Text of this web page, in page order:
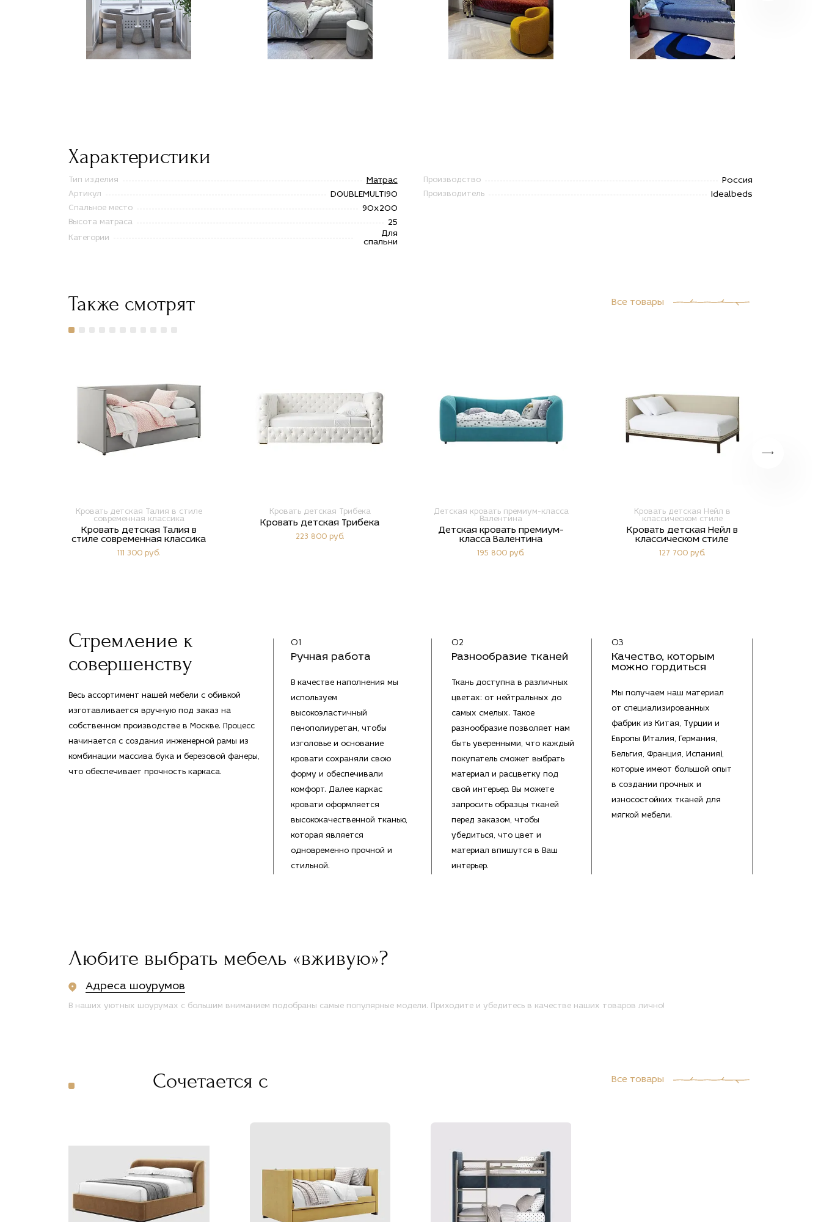
Характеристики
Тип изделия Матрас
Артикул DOUBLEMULTI90
Спальное место 90х200
Высота матраса 25
Категории
Для
спальни
Производство Россия
Производитель Idealbeds
Также смотрят Все товары
Кровать детская Талия в стиле
современная классика
Кровать детская Талия в
стиле современная классика
111 300 руб.
Кровать детская Трибека
Кровать детская Трибека
223 800 руб.
Детская кровать премиум-класса
Валентина
Детская кровать премиум-
класса Валентина
195 800 руб.
Кровать детская Нейл в
классическом стиле
Кровать детская Нейл в
классическом стиле
127 700 руб.
Стремление к
совершенству
Весь ассортимент нашей мебели с обивкой
изготавливается вручную под заказ на
собственном производстве в Москве. Процесс
начинается с создания инженерной рамы из
комбинации массива бука и березовой фанеры,
что обеспечивает прочность каркаса.
01
Ручная работа
В качестве наполнения мы
используем
высокоэластичный
пенополиуретан, чтобы
изголовье и основание
кровати сохраняли свою
форму и обеспечивали
комфорт. Далее каркас
кровати оформляется
высококачественной тканью,
которая является
одновременно прочной и
стильной.
02
Разнообразие тканей
Ткань доступна в различных
цветах: от нейтральных до
самых смелых. Такое
разнообразие позволяет нам
быть уверенными, что каждый
покупатель сможет выбрать
материал и расцветку под
свой интерьер. Вы можете
запросить образцы тканей
перед заказом, чтобы
убедиться, что цвет и
материал впишутся в Ваш
интерьер.
03
Качество, которым
можно гордиться
Мы получаем наш материал
от специализированных
фабрик из Китая, Турции и
Европы (Италия, Германия,
Бельгия, Франция, Испания),
которые имеют большой опыт
в создании прочных и
износостойких тканей для
мягкой мебели.
Любите выбрать мебель «вживую»?
Адреса шоурумов
В наших уютных шоурумах с большим вниманием подобраны самые популярные модели. Приходите и убедитесь в качестве наших товаров лично!
Сочетается с Все товары